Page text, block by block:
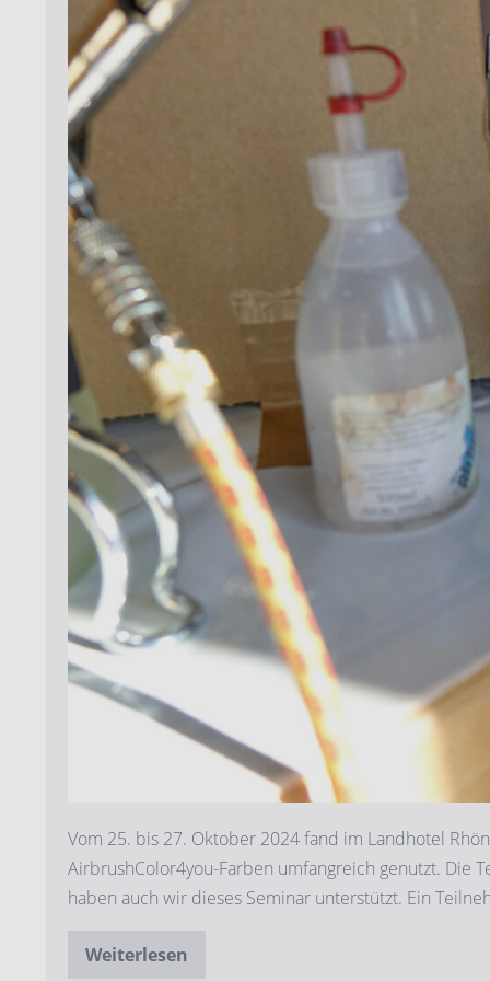
Seminar
Vom 25. bis 27. Oktober 2024 fand im Landhotel
AirbrushColor4you-Farben umfangreich genutzt. Die
haben auch wir dieses Seminar unterstützt. Ein
WeiterlesenAirbrushColor4you